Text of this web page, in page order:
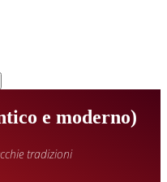
e moderno)
tradizioni